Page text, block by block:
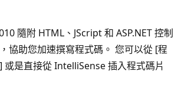
隨附 HTML、JScript 和 ASP.NET 控制
協助您加速撰寫程式碼。 您可以從 [程
或是直接從 IntelliSense 插入程式碼片